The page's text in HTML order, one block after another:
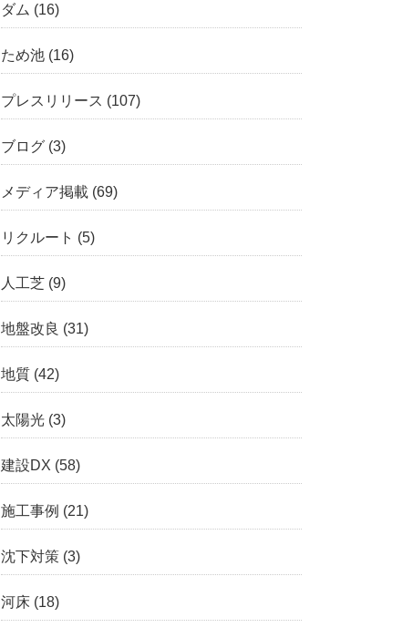
ダム (16)
ため池 (16)
プレスリリース (107)
ブログ (3)
メディア掲載 (69)
リクルート (5)
人工芝 (9)
地盤改良 (31)
地質 (42)
太陽光 (3)
建設DX (58)
施工事例 (21)
沈下対策 (3)
河床 (18)